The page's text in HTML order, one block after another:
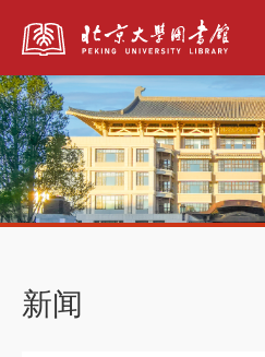
全部资源
新闻